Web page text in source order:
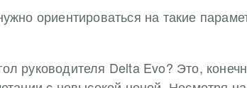
ориентироваться на такие
руководителя Delta Evo? Это,